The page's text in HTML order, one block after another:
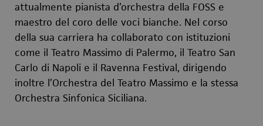
attualmente pianista d’orchestra della FOSS e
maestro del coro delle voci bianche. Nel corso
della sua carriera ha collaborato con istituzioni
come il Teatro Massimo di Palermo, il Teatro San
Carlo di Napoli e il Ravenna Festival, dirigendo
inoltre l’Orchestra del Teatro Massimo e la stessa
Orchestra Sinfonica Siciliana.